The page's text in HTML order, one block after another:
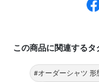
この商品に関連するタ
#オーダーシャツ 形